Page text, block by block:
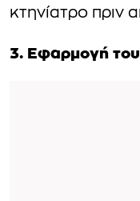
κτηνίατρο πριν
3. Εφαρμογή του